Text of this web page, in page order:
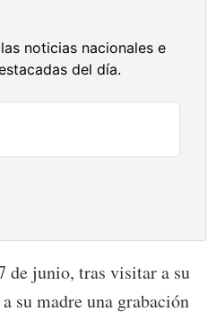
noticias nacionales e
del día.
de junio, tras visitar a su
su madre una grabación